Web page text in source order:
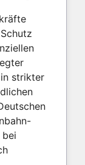
strikter
bei